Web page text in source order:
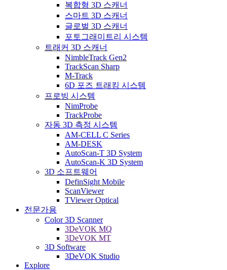
복합형 3D 스캐너
스마트 3D 스캐너
글로벌 3D 스캐너
포토그래미트리 시스템
트래커 3D 스캐너
NimbleTrack Gen2
TrackScan Sharp
M-Track
6D 포즈 트래킹 시스템
프로빙 시스템
NimProbe
TrackProbe
자동 3D 측정 시스템
AM-CELL C Series
AM-DESK
AutoScan-T 3D System
AutoScan-K 3D System
3D 소프트웨어
DefinSight Mobile
ScanViewer
TViewer Optical
전문가용
Color 3D Scanner
3DeVOK MQ
3DeVOK MT
3D Software
3DeVOK Studio
Explore